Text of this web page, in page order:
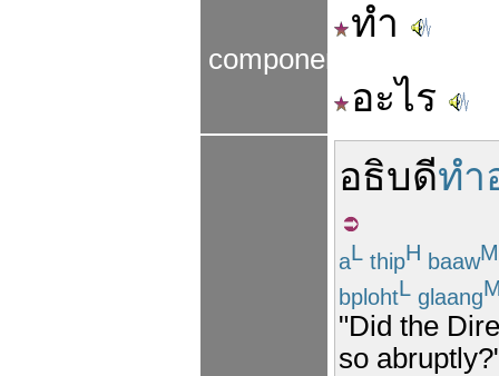
components
ทำ
อะไร
อธิบดีทำ
aL thipH baawM
bplohtL glaang
"Did the
so